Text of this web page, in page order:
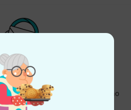
Thomann
Thomann em inglês e com um
ganhar um dos
no